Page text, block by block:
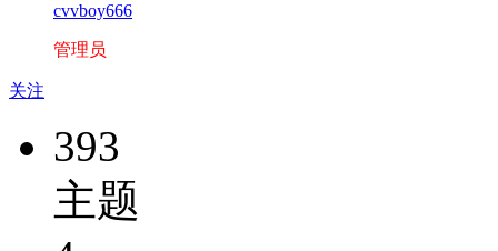
cvvboy666
管理员
关注
393
主题